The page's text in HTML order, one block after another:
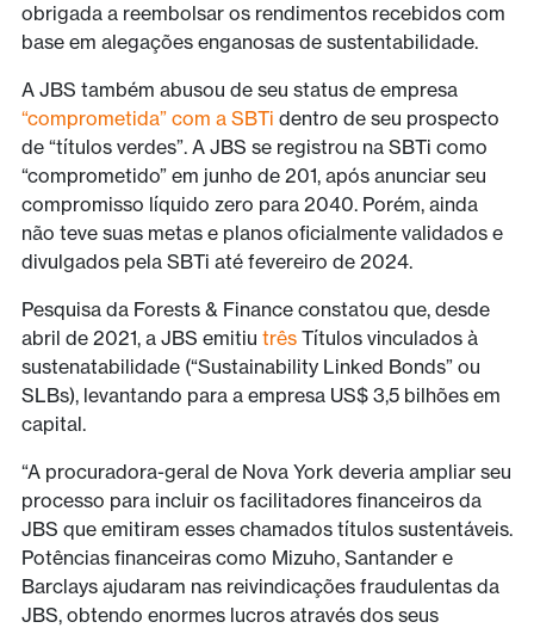
obrigada a reembolsar os rendimentos recebidos com
base em alegações enganosas de sustentabilidade.
A JBS também abusou de seu status de empresa
“comprometida” com a SBTi dentro de seu prospecto
de “títulos verdes”. A JBS se registrou na SBTi como
“comprometido” em junho de 201, após anunciar seu
compromisso líquido zero para 2040. Porém, ainda
não teve suas metas e planos oficialmente validados e
divulgados pela SBTi até fevereiro de 2024.
Pesquisa da Forests & Finance constatou que, desde
abril de 2021, a JBS emitiu trêsTítulos vinculados à
sustenatabilidade (“Sustainability Linked Bonds” ou
SLBs), levantando para a empresa US$ 3,5 bilhões em
capital.
“A procuradora-geral de Nova York deveria ampliar seu
processo para incluir os facilitadores financeiros da
JBS que emitiram esses chamados títulos sustentáveis.
Potências financeiras como Mizuho, Santander e
Barclays ajudaram nas reivindicações fraudulentas da
JBS, obtendo enormes lucros através dos seus